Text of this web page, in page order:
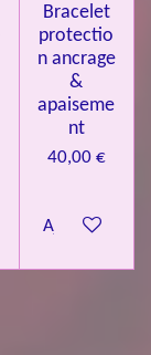
panier
Bracelet
protectio
n ancrage
&
apaiseme
nt
40,00 €
Ajouter au